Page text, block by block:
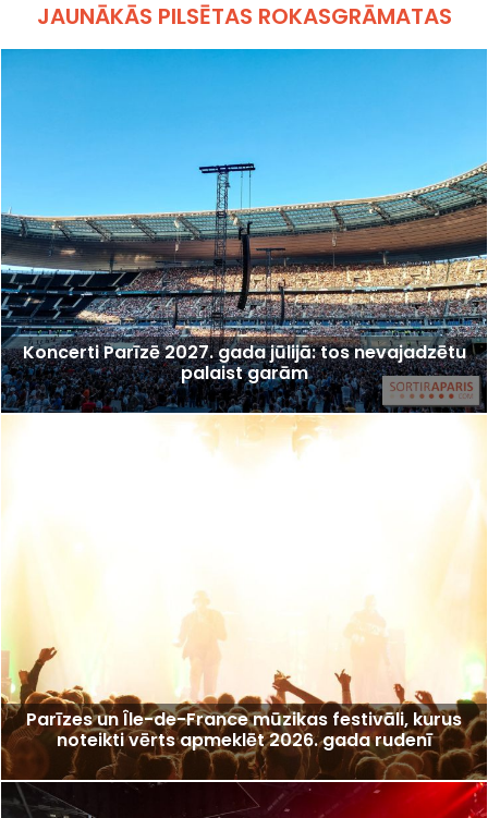
JAUNĀKĀS PILSĒTAS ROKASGRĀMATAS
Koncerti Parīzē 2027. gada jūlijā: tos nevajadzētu
palaist garām
Parīzes un Île-de-France mūzikas festivāli, kurus
noteikti vērts apmeklēt 2026. gada rudenī